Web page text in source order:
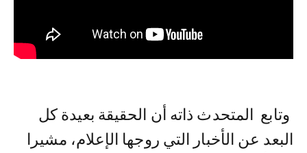
وتابع المتحدث ذاته أن الحقيقة بعيدة كل
البعد عن الأخبار التي روجها الإعلام، مشيرا